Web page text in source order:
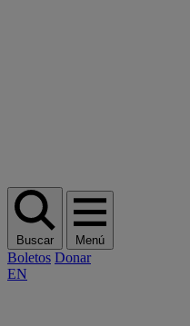
Buscar Menú
Boletos Donar
EN